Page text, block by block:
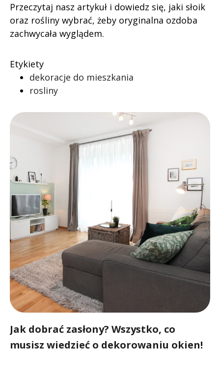
Przeczytaj nasz artykuł i dowiedz się, jaki słoik
oraz rośliny wybrać, żeby oryginalna ozdoba
zachwycała wyglądem.
Etykiety
dekoracje do mieszkania
rosliny
Jak dobrać zasłony? Wszystko, co
musisz wiedzieć o dekorowaniu okien!